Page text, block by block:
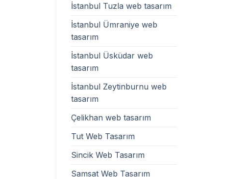
İstanbul Tuzla web tasarım
İstanbul Ümraniye web
tasarım
İstanbul Üsküdar web
tasarım
İstanbul Zeytinburnu web
tasarım
Çelikhan web tasarım
Tut Web Tasarım
Sincik Web Tasarım
Samsat Web Tasarım